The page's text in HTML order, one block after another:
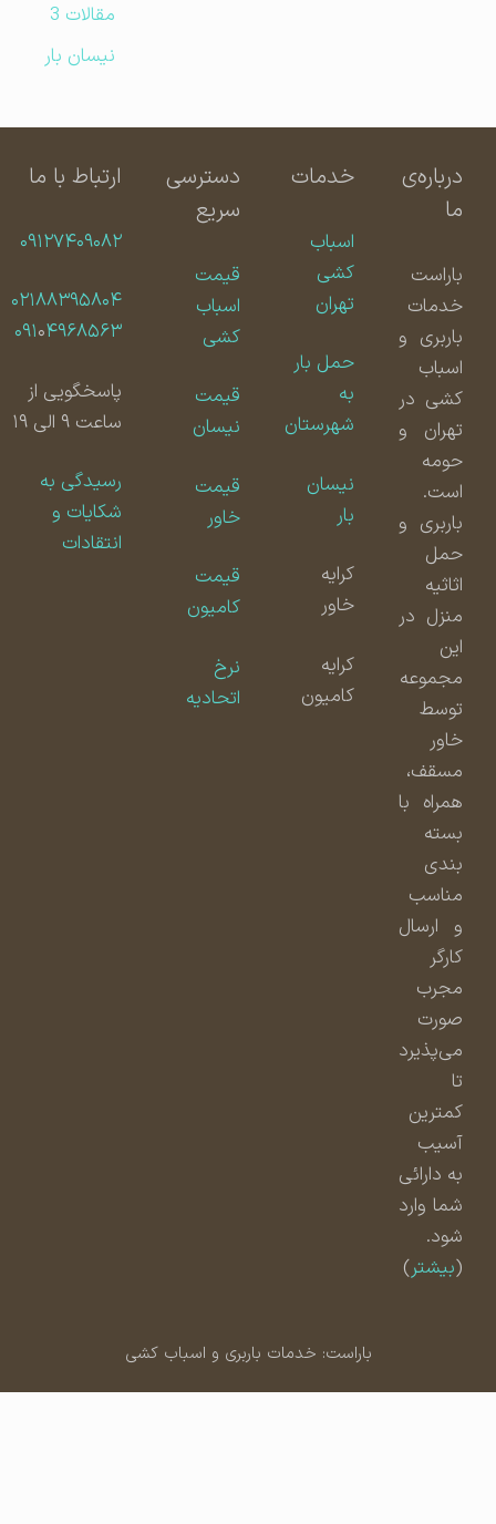
مقالات 3
نیسان بار
درباره‌ی
باراست
خدمات
باربری و
اسباب
کشی در
تهران و
حومه
است.
باربری و
حمل
اثاثیه
منزل در
مجموعه
توسط
مسقف،
همراه با
بسته
بندی
مناسب
و ارسال
مجرب
صورت
می‌پذیرد
کمترین
آسیب
به دارائی
شما وارد
شود.
بیشتر)
خدمات
اسباب
کشی
تهران
حمل بار
شهرستان
نیسان
کامیون
دسترسی
سریع
قیمت
اسباب
کشی
قیمت
نیسان
قیمت
قیمت
کامیون
اتحادیه
ارتباط با ما
۰۹۱۲۷۴۰۹۰۸۲
۰۲۱۸۸۳۹۵۸۰۴
۰۹۱۰۴۹۶۸۵۶۳
پاسخگویی از
ساعت ۹ الی ۱۹
رسیدگی به
شکایات و
انتقادات
باراست: خدمات باربری و اسباب کشی